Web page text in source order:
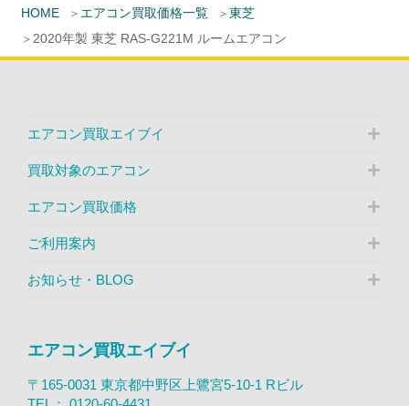
HOME エアコン買取価格一覧
東芝
2020年製 東芝 RAS-G221M ルームエアコン
エアコン買取エイブイ
買取対象のエアコン
エアコン買取価格
ご利用案内
お知らせ・BLOG
エアコン買取エイブイ
〒165-0031 東京都中野区上鷺宮5-10-1 Rビル